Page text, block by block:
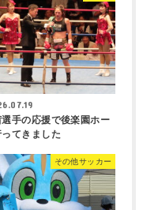
手の応援で後楽園ホー
てきました
その他サッカー